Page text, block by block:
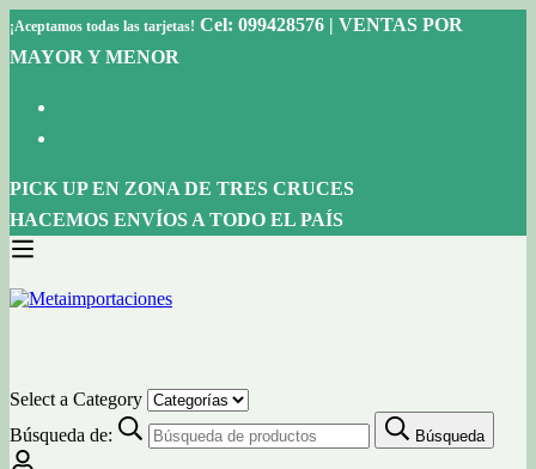
¡Aceptamos todas las tarjetas! Cel: 099428576 | VENTAS POR
MAYOR Y MENOR
PICK UP EN ZONA DE TRES CRUCES
HACEMOS ENVÍOS A TODO EL PAÍS
Select a Category
Búsqueda de:
Búsqueda